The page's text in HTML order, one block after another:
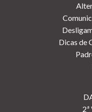
Dicas de